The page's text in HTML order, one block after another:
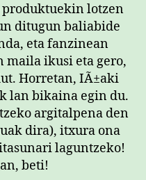
lotzen
ditugun baliabide
eta fanzinean
maila ikusi eta gero,
Horretan, IÃ±aki
lan bikaina egin du.
argitalpena den
dira), itxura ona
laguntzeko!
beti!